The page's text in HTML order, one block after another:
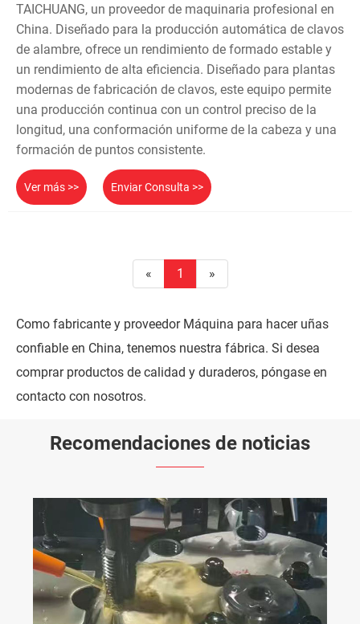
TAICHUANG, un proveedor de maquinaria profesional en
China. Diseñado para la producción automática de clavos
de alambre, ofrece un rendimiento de formado estable y
un rendimiento de alta eficiencia. Diseñado para plantas
modernas de fabricación de clavos, este equipo permite
una producción continua con un control preciso de la
longitud, una conformación uniforme de la cabeza y una
formación de puntos consistente.
Ver más >> Enviar Consulta >>
« 1 »
Como fabricante y proveedor Máquina para hacer uñas
confiable en China, tenemos nuestra fábrica. Si desea
comprar productos de calidad y duraderos, póngase en
contacto con nosotros.
Recomendaciones de noticias